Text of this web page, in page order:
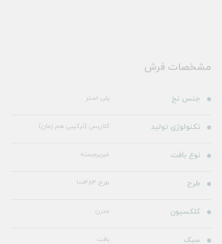
مشخصات فرش
جنس نخ پلی استر
تکنولوژی تولید کلاریس (ترکیبی هم زمان)
نوع بافت غیربرجسته
طرح طرح 100484
کلکسیون مدرن
سبک بافت